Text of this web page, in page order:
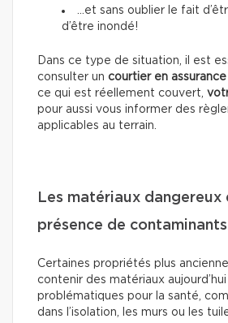
…et sans oublier le fait
d’être inondé!
Dans ce type de situation, il est
consulter un courtier en assurance
ce qui est réellement couvert,
pour aussi vous informer des
applicables au terrain.
Les matériaux dangereux
présence de contaminants
Certaines propriétés plus
contenir des matériaux
problématiques pour la santé,
dans l’isolation, les murs ou les